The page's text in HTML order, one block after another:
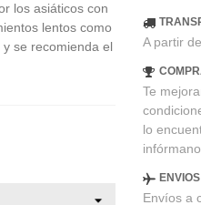
los asiáticos con
lentos como
se recomienda el
A partir
Te
lo
ENVIOS
Envíos a